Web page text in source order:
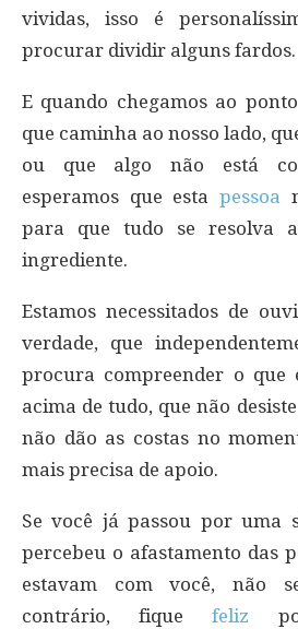
vividas, isso é
procurar dividir alguns fardos.
E quando chegamos ao
que caminha ao nosso lado,
ou que algo não está
esperamos que estapessoa
para que tudo se resolva
ingrediente.
Estamos necessitados de
verdade, que
procura compreender o que
acima de tudo, que não
não dão as costas no
mais precisa de apoio.
Se você já passou por uma
percebeu o afastamento das
estavam com você, não
contrário, fiquefeliz